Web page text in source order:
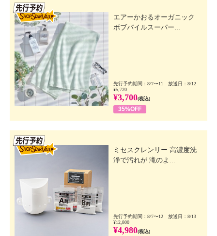
エアーかおるオーガニック
ボブパイルスーパー...
先行予約期間：8/7〜11 放送日：8/12
¥5,720
¥3,700(税込)
35%OFF
ミセスクレンリー 高濃度洗
浄で汚れが 滝のよ...
先行予約期間：8/7〜12 放送日：8/13
¥12,800
¥4,980(税込)